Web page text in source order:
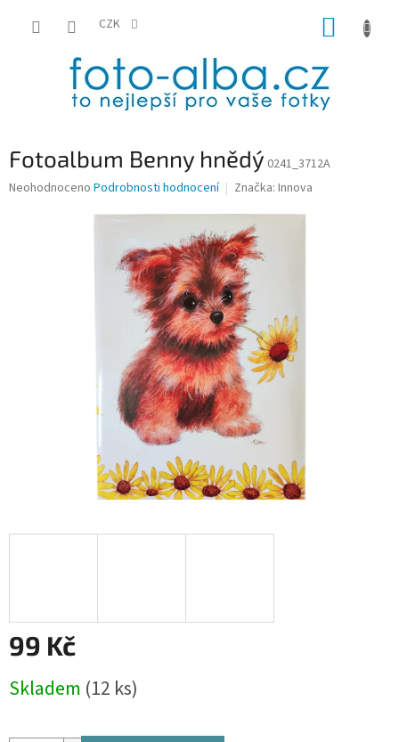
CZK
Fotoalbum Benny hnědý 0241_3712A
Průměrné
Neohodnoceno Podrobnosti hodnocení Značka: Innova
99 Kč
cena:
Skladem (12 ks)